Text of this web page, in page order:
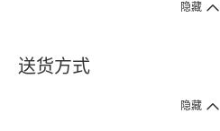
隐藏
送货方式
1. 送货到府（受卫生署条例规管产品除外 ）
隐藏